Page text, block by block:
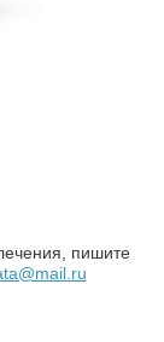
пишите